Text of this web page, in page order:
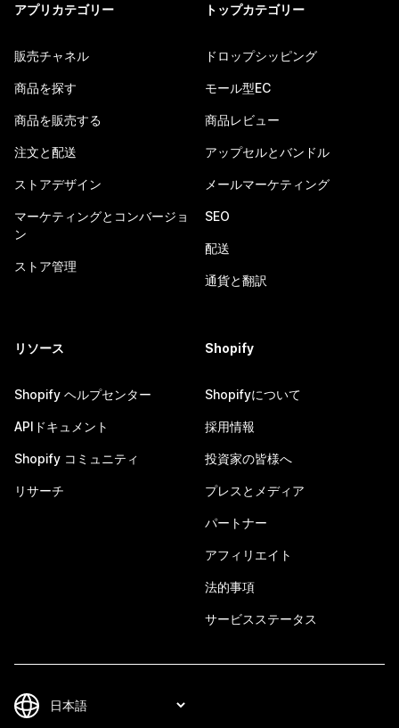
アプリカテゴリー
販売チャネル
商品を探す
商品を販売する
注文と配送
ストアデザイン
マーケティングとコンバージョ
ン
ストア管理
トップカテゴリー
ドロップシッピング
モール型EC
商品レビュー
アップセルとバンドル
メールマーケティング
SEO
配送
通貨と翻訳
リソース
Shopify ヘルプセンター
APIドキュメント
Shopify コミュニティ
リサーチ
Shopify
Shopifyについて
採用情報
投資家の皆様へ
プレスとメディア
パートナー
アフィリエイト
法的事項
サービスステータス